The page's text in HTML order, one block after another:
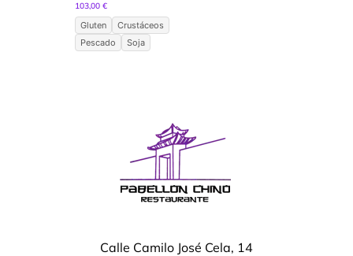
103,00 €
Gluten
Crustáceos
Pescado
Soja
Calle Camilo José Cela, 14